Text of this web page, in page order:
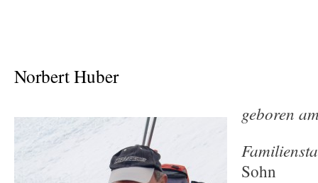
Norbert Huber
geboren
Sohn